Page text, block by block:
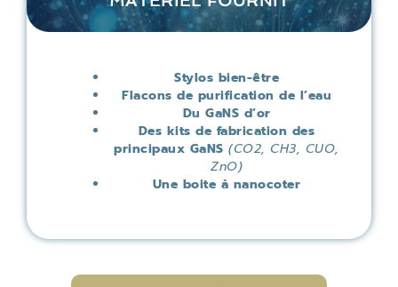
Stylos bien-être
Flacons de purification de l’eau
Du GaNS d’or
Des kits de fabrication des
principaux GaNS(CO2, CH3, CUO,
ZnO)
Une boite à nanocoter